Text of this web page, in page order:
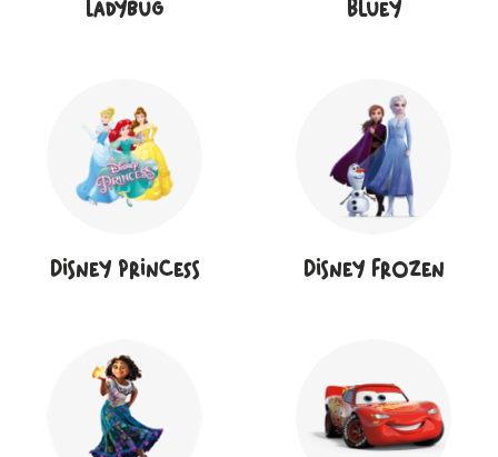
Ladybug Bluey
Disney Princess Disney Frozen